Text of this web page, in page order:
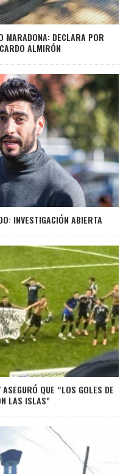
MARADONA: DECLARA POR
ALMIRÓN
INVESTIGACIÓN ABIERTA
QUE “LOS GOLES DE
LAS ISLAS”